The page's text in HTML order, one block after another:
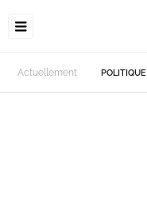
Actuellement POLITIQUE